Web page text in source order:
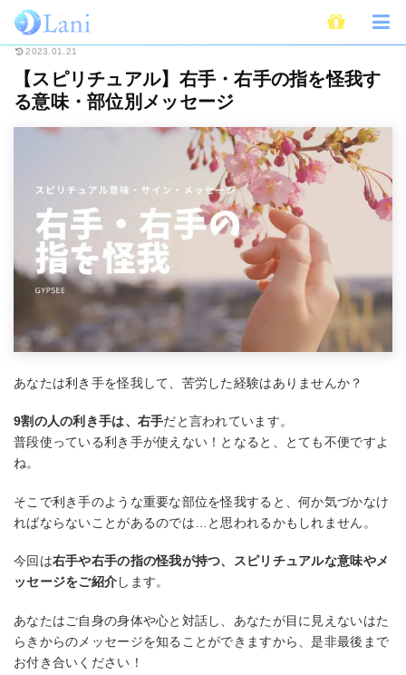
ホーム スピリチュアル 【スピリチュアル】右手・右手の指を怪我する意
2023.01.21
【スピリチュアル】右手・右手の指を怪我す
る意味・部位別メッセージ
あなたは利き手を怪我して、苦労した経験はありませんか？
9割の人の利き手は、右手だと言われています。
普段使っている利き手が使えない！となると、とても不便ですよ
ね。
そこで利き手のような重要な部位を怪我すると、何か気づかなけ
ればならないことがあるのでは…と思われるかもしれません。
今回は右手や右手の指の怪我が持つ、スピリチュアルな意味やメ
ッセージをご紹介します。
あなたはご自身の身体や心と対話し、あなたが目に見えないはた
らきからのメッセージを知ることができますから、是非最後まで
お付き合いください！